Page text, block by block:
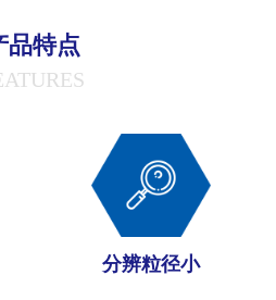
品特点
分辨粒径小